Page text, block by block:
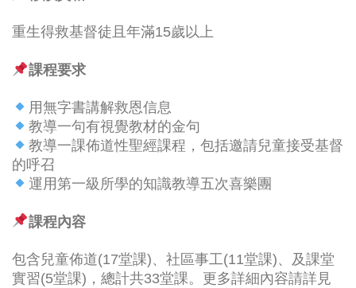
重生得救基督徒且年滿15歲以上
課程要求
用無字書講解救恩信息
教導一句有視覺教材的金句
教導一課佈道性聖經課程，包括邀請兒童接受基督
的呼召
運用第一級所學的知識教導五次喜樂團
課程內容
包含兒童佈道(17堂課)、社區事工(11堂課)、及課堂
實習(5堂課)，總計共33堂課。更多詳細內容請詳見